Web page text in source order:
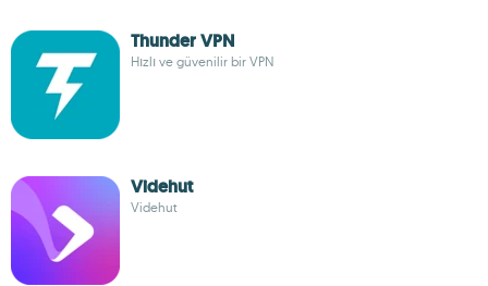
Thunder VPN
Hızlı ve güvenilir bir VPN
Videhut
Videhut